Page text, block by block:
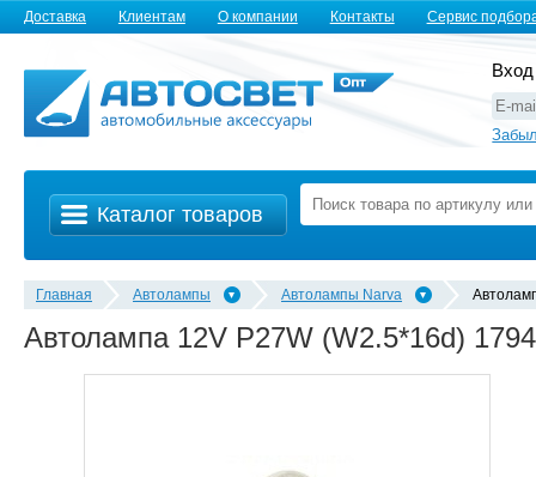
Доставка Клиентам О компании Контакты Сервис
Каталог товаров
Главная Автолампы Автолампы Narva
Автолампа 12V P27W (W2.5*16d)